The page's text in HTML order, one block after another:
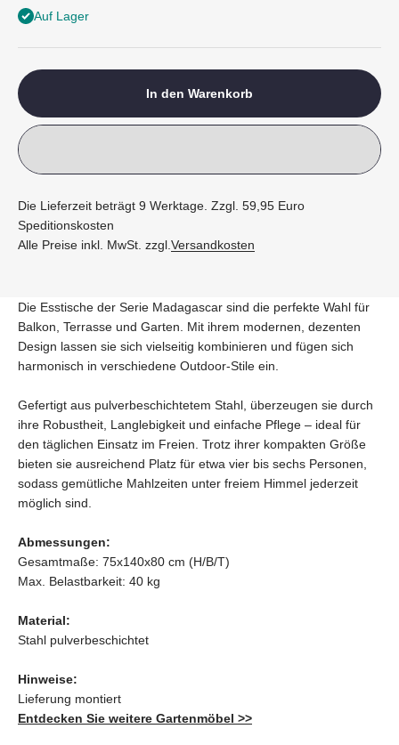
Auf Lager
In den Warenkorb
Die Lieferzeit beträgt 9 Werktage. Zzgl. 59,95 Euro
Speditionskosten
Alle Preise inkl. MwSt. zzgl. Versandkosten
Die Esstische der Serie Madagascar sind die perfekte Wahl für
Balkon, Terrasse und Garten. Mit ihrem modernen, dezenten
Design lassen sie sich vielseitig kombinieren und fügen sich
harmonisch in verschiedene Outdoor-Stile ein.
Gefertigt aus pulverbeschichtetem Stahl, überzeugen sie durch
ihre Robustheit, Langlebigkeit und einfache Pflege – ideal für
den täglichen Einsatz im Freien. Trotz ihrer kompakten Größe
bieten sie ausreichend Platz für etwa vier bis sechs Personen,
sodass gemütliche Mahlzeiten unter freiem Himmel jederzeit
möglich sind.
Abmessungen:
Gesamtmaße: 75x140x80 cm (H/B/T)
Max. Belastbarkeit: 40 kg
Material:
Stahl pulverbeschichtet
Hinweise:
Lieferung montiert
Entdecken Sie weitere Gartenmöbel >>